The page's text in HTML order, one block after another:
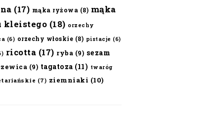
(17) mąka ryżowa (8) mąka
kleistego (18) orzechy
(6) orzechy włoskie (8) pistacje (6)
ricotta (17) ryba (9) sezam
(9) tagatoza (11) twaróg
(7) ziemniaki (10)